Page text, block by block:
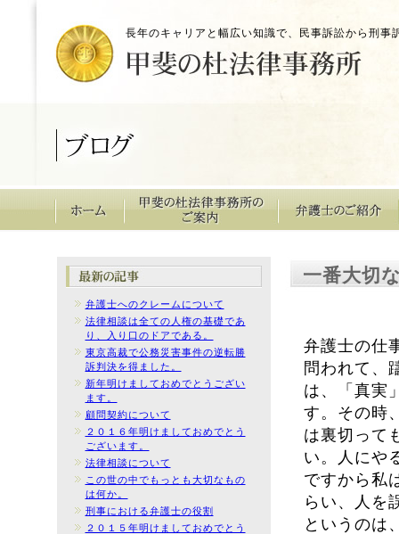
長年のキャリアと幅広い知識で、民事訴訟から刑事
弁護士へのクレームについて
法律相談は全ての人権の基礎であ
り、入り口のドアである。
東京高裁で公務災害事件の逆転勝
訴判決を得ました。
新年明けましておめでとうござい
ます。
顧問契約について
２０１６年明けましておめでとう
ございます。
法律相談について
この世の中でもっとも大切なもの
は何か。
刑事における弁護士の役割
２０１５年明けましておめでとう
一番大切
弁護士の仕
問われて、
は、「真実
す。その時
は裏切って
い。人にや
ですから私
らい、人を
というのは